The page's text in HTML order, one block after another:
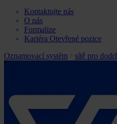
Kontaktujte nás
O nás
Formalize
Kariéra Otevřené pozice
Oznamovací systém
sítě pro